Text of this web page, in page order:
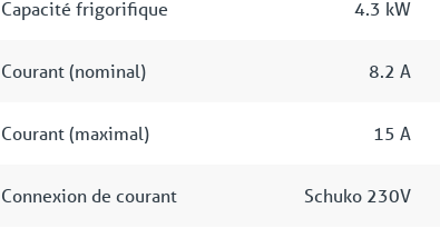
Capacité frigorifique 4.3 kW
Courant (nominal) 8.2 A
Courant (maximal) 15 A
Connexion de courant Schuko 230V